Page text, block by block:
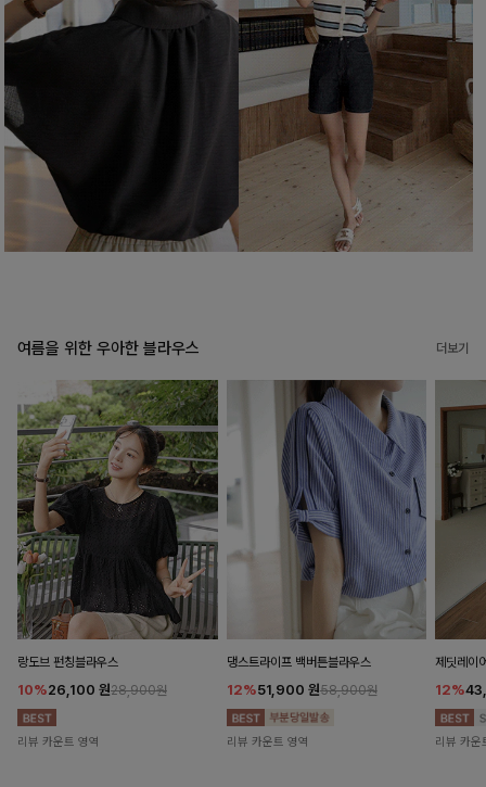
여름을 위한 우아한 블라우스 더보기
랑도브 펀칭블라우스
10%26,100 원28,900원
리뷰 카운트 영역
댕스트라이프 백버튼블라우스
12%51,900 원58,900원
리뷰 카운트 영역
제딧레이
12%
리뷰 카운